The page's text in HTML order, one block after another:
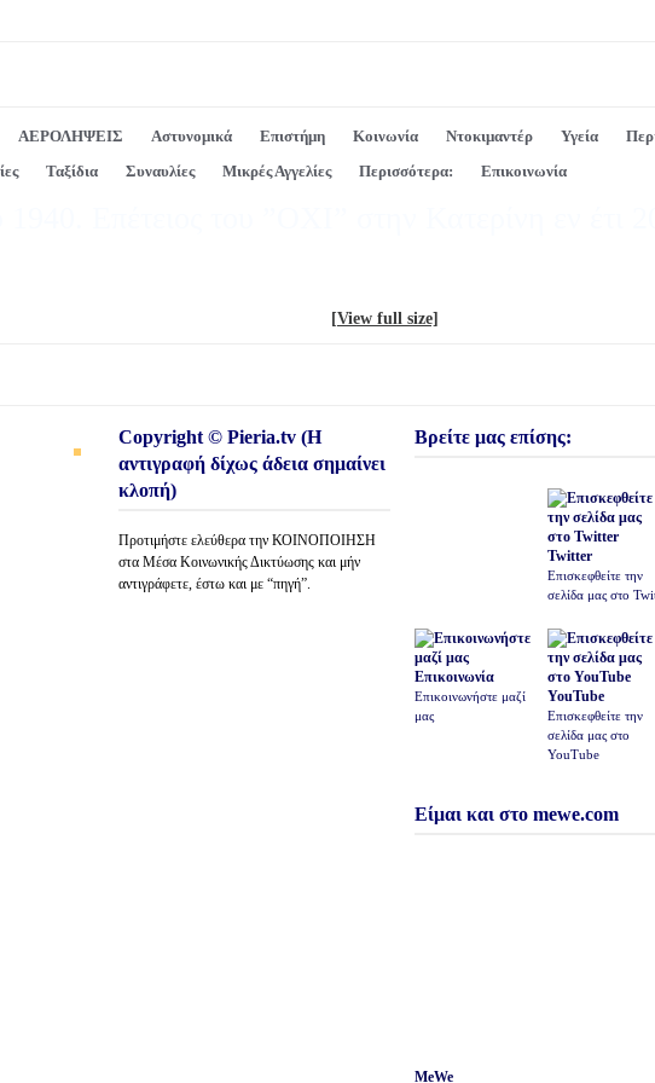
ΑΕΡΟΛΗΨΕΙΣ Αστυνομικά Επιστήμη Κοινωνία Ντοκιμαντέρ Υγεία
Ταξίδια Συναυλίες Μικρές Αγγελίες Περισσότερα: Επικοινωνία
[View full size]
Copyright © Pieria.tv (Η
αντιγραφή δίχως άδεια σημαίνει
κλοπή)
Προτιμήστε ελεύθερα την ΚΟΙΝΟΠΟΙΗΣΗ
στα Μέσα Κοινωνικής Δικτύωσης και μήν
αντιγράφετε, έστω και με “πηγή”.
Βρείτε μας επίσης:
Twitter
Επισκεφθείτε την
σελίδα μας στο
Επικοινωνία
Επικοινωνήστε μαζί
μας
YouTube
Επισκεφθείτε την
σελίδα μας στο
YouTube
Είμαι και στο mewe.com
MeWe